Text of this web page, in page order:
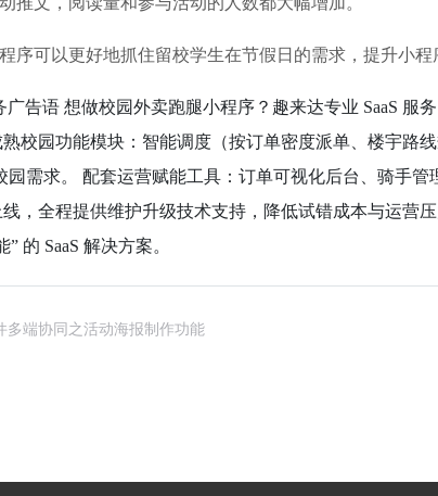
序可以更好地抓住留校学生在节假日的需求，提升小程
广告语 想做校园外卖跑腿小程序？趣来达专业 SaaS
校园功能模块：智能调度（按订单密度派单、楼宇路
需求。 配套运营赋能工具：订单可视化后台、骑手
，全程提供维护升级技术支持，降低试错成本与运营
的 SaaS 解决方案。
多端协同之活动海报制作功能